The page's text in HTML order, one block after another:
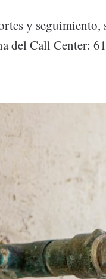
y
del Call Center: